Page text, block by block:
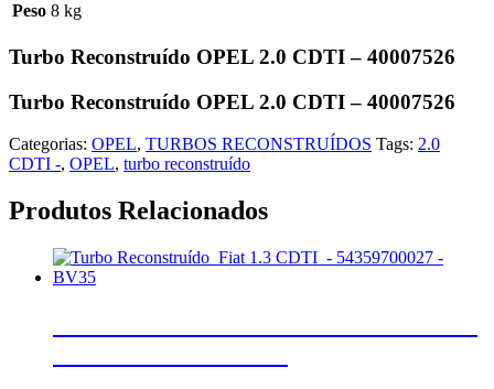
Peso 8 kg
Turbo Reconstruído OPEL 2.0 CDTI – 40007526
Turbo Reconstruído OPEL 2.0 CDTI – 40007526
Categorias: OPEL, TURBOS RECONSTRUÍDOS Tags: 2.0
CDTI -, OPEL, turbo reconstruído
Produtos Relacionados